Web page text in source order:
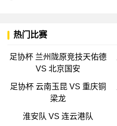
热门比赛
足协杯 兰州陇原竞技天佑德
VS 北京国安
足协杯 云南玉昆 VS 重庆铜
梁龙
淮安队 VS 连云港队